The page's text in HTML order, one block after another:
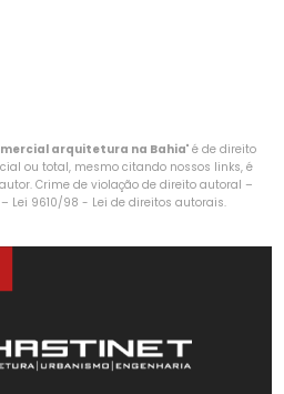
arquitetura na Bahia" é de direito
ou total, mesmo citando nossos links, é
Crime de violação de direito autoral –
Lei 9610/98 - Lei de direitos autorais.